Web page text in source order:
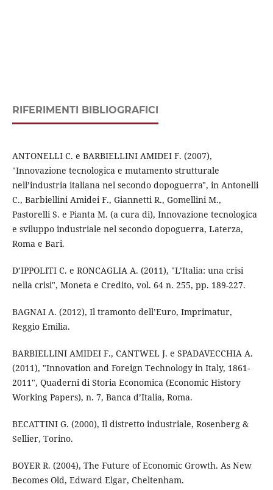
RIFERIMENTI BIBLIOGRAFICI
ANTONELLI C. e BARBIELLINI AMIDEI F. (2007),
"Innovazione tecnologica e mutamento strutturale
nell’industria italiana nel secondo dopoguerra", in Antonelli
C., Barbiellini Amidei F., Giannetti R., Gomellini M.,
Pastorelli S. e Pianta M. (a cura di), Innovazione tecnologica
e sviluppo industriale nel secondo dopoguerra, Laterza,
Roma e Bari.
D’IPPOLITI C. e RONCAGLIA A. (2011), "L’Italia: una crisi
nella crisi", Moneta e Credito, vol. 64 n. 255, pp. 189-227.
BAGNAI A. (2012), Il tramonto dell’Euro, Imprimatur,
Reggio Emilia.
BARBIELLINI AMIDEI F., CANTWEL J. e SPADAVECCHIA A.
(2011), "Innovation and Foreign Technology in Italy, 1861-
2011", Quaderni di Storia Economica (Economic History
Working Papers), n. 7, Banca d’Italia, Roma.
BECATTINI G. (2000), Il distretto industriale, Rosenberg &
Sellier, Torino.
BOYER R. (2004), The Future of Economic Growth. As New
Becomes Old, Edward Elgar, Cheltenham.